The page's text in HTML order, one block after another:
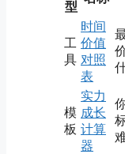
型
工
具
时间
价值
对照
表
模
板
实力
成长
计算
器